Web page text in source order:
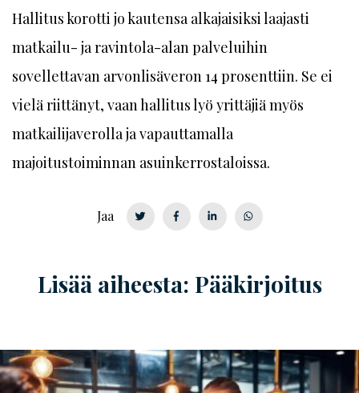
Hallitus korotti jo kautensa alkajaisiksi laajasti
matkailu- ja ravintola-alan palveluihin
sovellettavan arvonlisäveron 14 prosenttiin. Se ei
vielä riittänyt, vaan hallitus lyö yrittäjiä myös
matkailijaverolla ja vapauttamalla
majoitustoiminnan asuinkerrostaloissa.
Jaa
Lisää aiheesta: Pääkirjoitus